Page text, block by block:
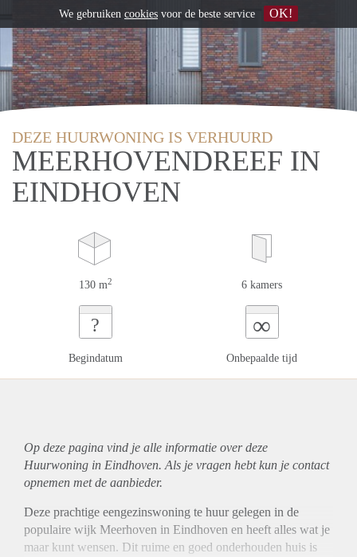
DEZE HUURWONING IS VERHUURD
MEERHOVENDREEF IN
EINDHOVEN
130 m2 6 kamers
?
Begindatum
∞
Onbepaalde tijd
Op deze pagina vind je alle informatie over deze
Huurwoning in Eindhoven. Als je vragen hebt kun je contact
opnemen met de aanbieder.
Deze prachtige eengezinswoning te huur gelegen in de
populaire wijk Meerhoven in Eindhoven en heeft alles wat je
maar kunt wensen. Dit ruime en goed onderhouden huis is
We gebruiken cookies voor de beste service OK!